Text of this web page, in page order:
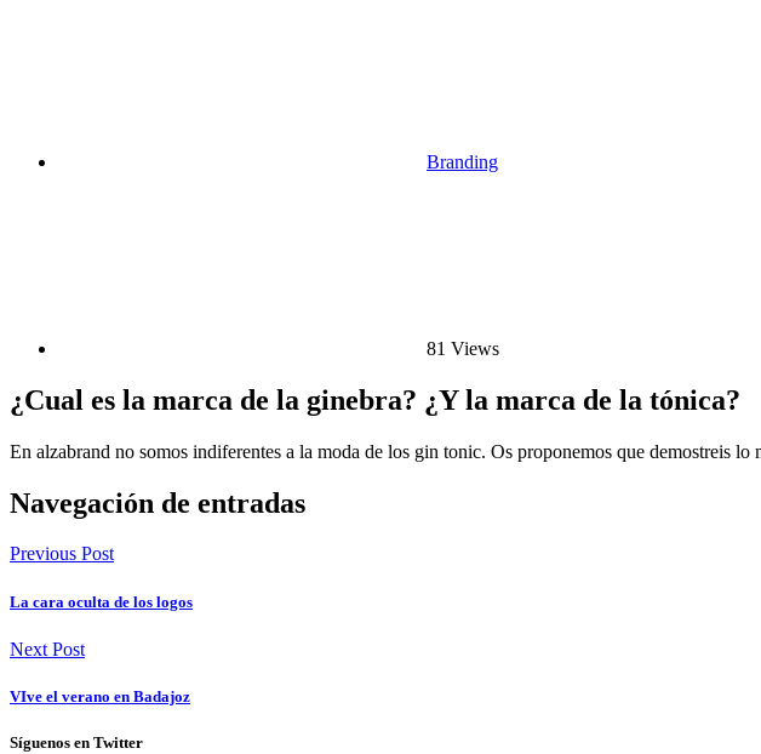
Branding
81 Views
¿Cual es la marca de la ginebra? ¿Y la marca de la tónica?
En alzabrand no somos indiferentes a la moda de los gin tonic. Os proponemos que demostreis lo
Navegación de entradas
Previous Post
La cara oculta de los logos
Next Post
VIve el verano en Badajoz
Síguenos en Twitter